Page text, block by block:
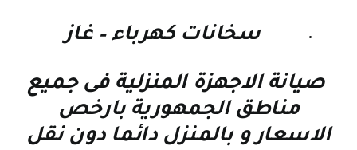
سخانات كهرباء – غاز
صيانة الاجهزة المنزلية فى جميع
مناطق الجمهورية بارخص
الاسعار و بالمنزل دائما دون نقل